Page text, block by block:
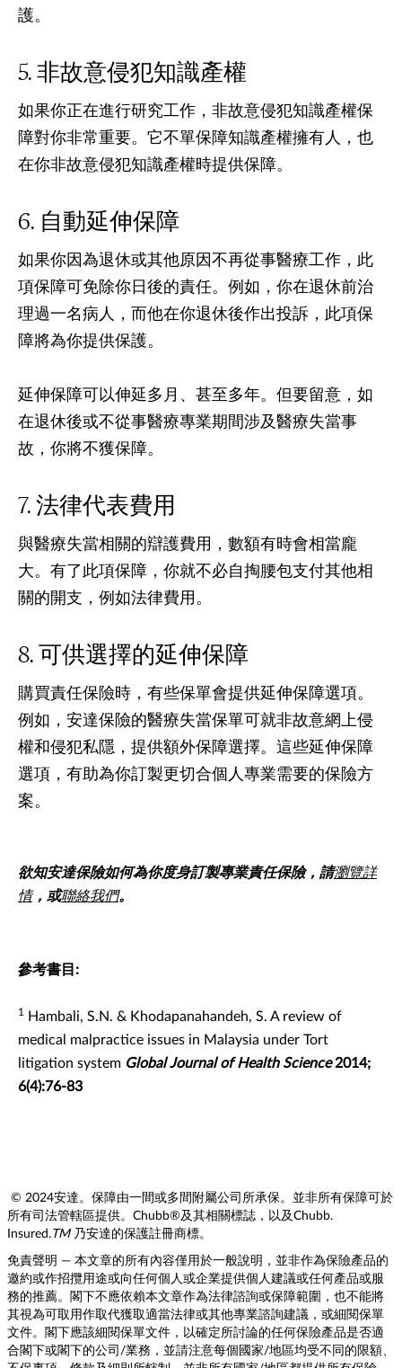
護。
非故意侵犯知識產權
如果你正在進行研究工作，非故意侵犯知識產權保
障對你非常重要。它不單保障知識產權擁有人，也
在你非故意侵犯知識產權時提供保障。
自動延伸保障
如果你因為退休或其他原因不再從事醫療工作，此
項保障可免除你日後的責任。例如，你在退休前治
理過一名病人，而他在你退休後作出投訴，此項保
障將為你提供保護。
延伸保障可以伸延多月、甚至多年。但要留意，如
在退休後或不從事醫療專業期間涉及醫療失當事
故，你將不獲保障。
法律代表費用
與醫療失當相關的辯護費用，數額有時會相當龐
大。有了此項保障，你就不必自掏腰包支付其他相
關的開支，例如法律費用。
可供選擇的延伸保障
購買責任保險時，有些保單會提供延伸保障選項。
例如，安達保險的醫療失當保單可就非故意網上侵
權和侵犯私隱，提供額外保障選擇。這些延伸保障
選項，有助為你訂製更切合個人專業需要的保險方
案。
欲知安達保險如何為你度身訂製專業責任保險，請瀏覽詳
情，或聯絡我們。
參考書目:
1
Hambali, S.N. & Khodapanahandeh, S. A review of
medical malpractice issues in Malaysia under Tort
litigation system Global Journal of Health Science2014;
6(4):76-83
© 2024安達。保障由一間或多間附屬公司所承保。並非所有保障可於
所有司法管轄區提供。Chubb®及其相關標誌，以及Chubb.
Insured. TM 乃安達的保護註冊商標。
免責聲明 — 本文章的所有內容僅用於一般說明，並非作為保險產品的
邀約或作招攬用途或向任何個人或企業提供個人建議或任何產品或服
務的推薦。閣下不應依賴本文章作為法律諮詢或保障範圍，也不能將
其視為可取用作取代獲取適當法律或其他專業諮詢建議，或細閱保單
文件。閣下應該細閱保單文件，以確定所討論的任何保險產品是否適
合閣下或閣下的公司/業務，並請注意每個國家/地區均受不同的限額、